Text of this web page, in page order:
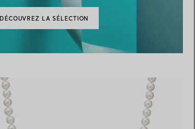
DÉCOUVREZ LA SÉLECTION